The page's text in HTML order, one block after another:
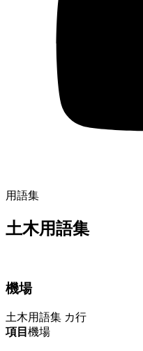
用語集
土木用語集
機場
土木用語集 カ行
項目 機場